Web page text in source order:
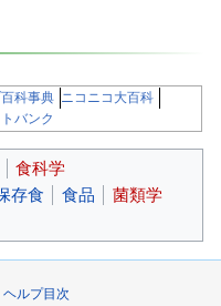
科事典 ニコニコ大百科
バンク
食科学
存食 食品
菌類学
ヘルプ目次